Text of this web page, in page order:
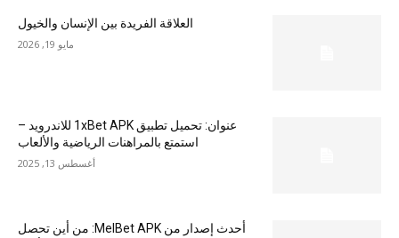
العلاقة الفريدة بين الإنسان والخيول
مايو 19, 2026
عنوان: تحميل تطبيق 1xBet APK للاندرويد –
استمتع بالمراهنات الرياضية والألعاب
أغسطس 13, 2025
أحدث إصدار من MelBet APK: من أين تحصل